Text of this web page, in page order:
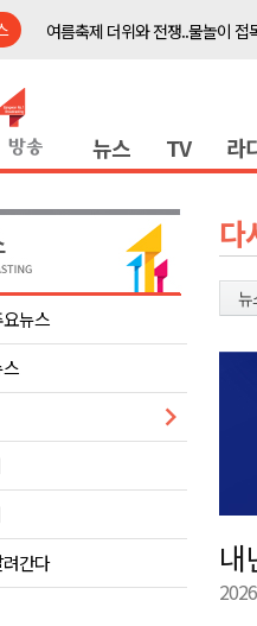
여름축제 더위와 전쟁..물놀이 접
검찰청 폐지..해결 과제 산적
영월군, 국·도비 확보 보고회 개최
삼척 공공산후조리원 이전 시급
강원자치도교육청 교감급 이상
여름축제 더위와 전쟁..물놀이 접목
강원도, 최휘영 문체부장관과 정책
이광재 국회 예결위원장, 강릉시
육동한 시장, 국제스케이트장 춘
영월군, 국·도비 확보 보고회 개최
뉴스 TV 라
뉴스
간다
다
뉴
내